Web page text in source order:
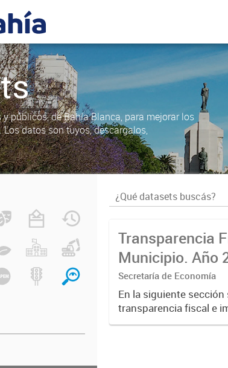
públicos, de Bahía Blanca, para mejorar los
datos son tuyos, descargalos,
Transparencia
Municipio. Año
Secretaría de Economía
En la siguiente
transparencia fiscal e